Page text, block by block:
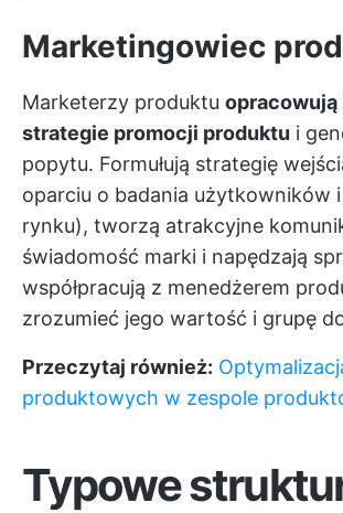
Marketingowiec
Marketerzy produktu opracowują
strategie promocji produktu i
popytu. Formułują strategię
oparciu o badania użytkowników
rynku), tworzą atrakcyjne
świadomość marki i napędzają
współpracują z menedżerem
zrozumieć jego wartość i grupę
Przeczytaj również:
produktowych w zespole
Typowe